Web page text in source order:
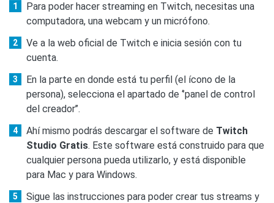
Para poder hacer streaming en Twitch, necesitas una
computadora, una webcam y un micrófono.
Ve a la web oficial de Twitch e inicia sesión con tu
cuenta.
En la parte en donde está tu perfil (el ícono de la
persona), selecciona el apartado de ‘’panel de control
del creador’’.
Ahí mismo podrás descargar el software de Twitch
Studio Gratis. Este software está construido para que
cualquier persona pueda utilizarlo, y está disponible
para Mac y para Windows.
Sigue las instrucciones para poder crear tus streams y